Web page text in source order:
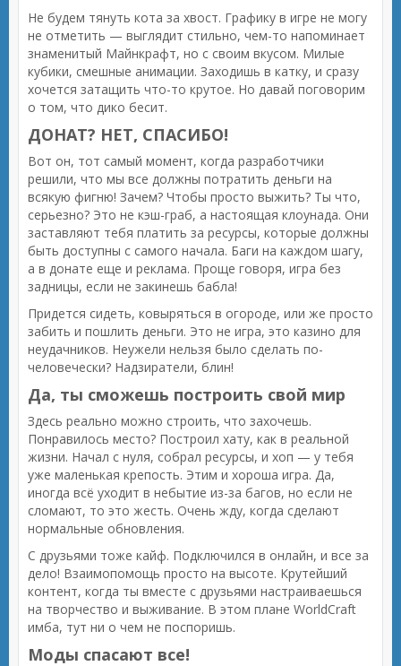
Не будем тянуть кота за хвост. Графику в игре не могу
не отметить — выглядит стильно, чем-то напоминает
знаменитый Майнкрафт, но с своим вкусом. Милые
кубики, смешные анимации. Заходишь в катку, и сразу
хочется затащить что-то крутое. Но давай поговорим
о том, что дико бесит.
ДОНАТ? НЕТ, СПАСИБО!
Вот он, тот самый момент, когда разработчики
решили, что мы все должны потратить деньги на
всякую фигню! Зачем? Чтобы просто выжить? Ты что,
серьезно? Это не кэш-граб, а настоящая клоунада. Они
заставляют тебя платить за ресурсы, которые должны
быть доступны с самого начала. Баги на каждом шагу,
а в донате еще и реклама. Проще говоря, игра без
задницы, если не закинешь бабла!
Придется сидеть, ковыряться в огороде, или же просто
забить и пошлить деньги. Это не игра, это казино для
неудачников. Неужели нельзя было сделать по-
человечески? Надзиратели, блин!
Да, ты сможешь построить свой мир
Здесь реально можно строить, что захочешь.
Понравилось место? Построил хату, как в реальной
жизни. Начал с нуля, собрал ресурсы, и хоп — у тебя
уже маленькая крепость. Этим и хороша игра. Да,
иногда всё уходит в небытие из-за багов, но если не
сломают, то это жесть. Очень жду, когда сделают
нормальные обновления.
С друзьями тоже кайф. Подключился в онлайн, и все за
дело! Взаимопомощь просто на высоте. Крутейший
контент, когда ты вместе с друзьями настраиваешься
на творчество и выживание. В этом плане WorldCraft
имба, тут ни о чем не поспоришь.
Моды спасают все!